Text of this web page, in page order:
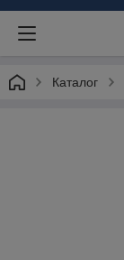
Каталог